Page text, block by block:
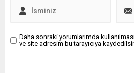
Daha sonraki yorumlarımda
ve site adresim bu tarayıcıya